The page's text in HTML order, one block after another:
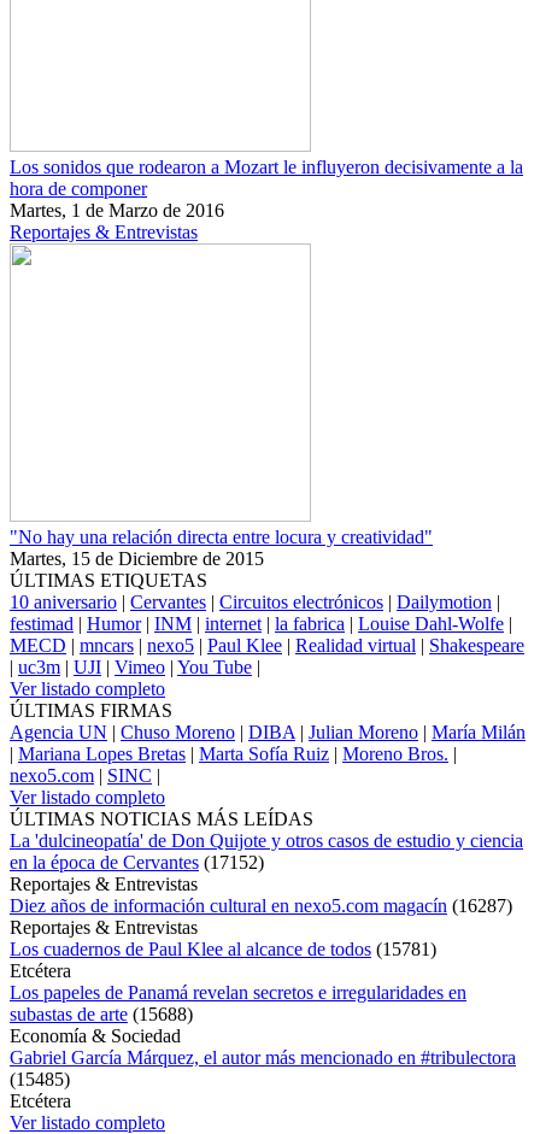
Los sonidos que rodearon a Mozart le influyeron decisivamente a la
hora de componer
Martes, 1 de Marzo de 2016
Reportajes & Entrevistas
"No hay una relación directa entre locura y creatividad"
Martes, 15 de Diciembre de 2015
ÚLTIMAS ETIQUETAS
10 aniversario | Cervantes | Circuitos electrónicos | Dailymotion |
festimad | Humor| INM | internet | la fabrica | Louise Dahl-Wolfe |
MECD | mncars | nexo5 | Paul Klee | Realidad virtual | Shakespeare
| uc3m | UJI | Vimeo | You Tube |
Ver listado completo
ÚLTIMAS FIRMAS
Agencia UN | Chuso Moreno | DIBA | Julian Moreno | María Milán
| Mariana Lopes Bretas | Marta Sofía Ruiz | Moreno Bros. |
nexo5.com | SINC |
Ver listado completo
ÚLTIMAS NOTICIAS MÁS LEÍDAS
La 'dulcineopatía' de Don Quijote y otros casos de estudio y ciencia
en la época de Cervantes (17152)
Reportajes & Entrevistas
Diez años de información cultural en nexo5.com magacín (16287)
Reportajes & Entrevistas
Los cuadernos de Paul Klee al alcance de todos (15781)
Etcétera
Los papeles de Panamá revelan secretos e irregularidades en
subastas de arte (15688)
Economía & Sociedad
Gabriel García Márquez, el autor más mencionado en #tribulectora
(15485)
Etcétera
Ver listado completo